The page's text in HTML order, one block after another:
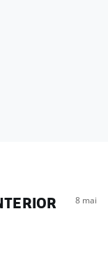
8 mai